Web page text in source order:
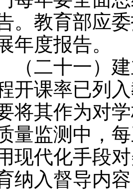
。教育部应
年度报告。
二十一）建
开课率已列
将其作为对
量监测中，
现代化手段
纳入督导内